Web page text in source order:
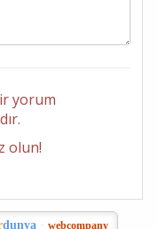
yorum
olun!
dunya · webcompany